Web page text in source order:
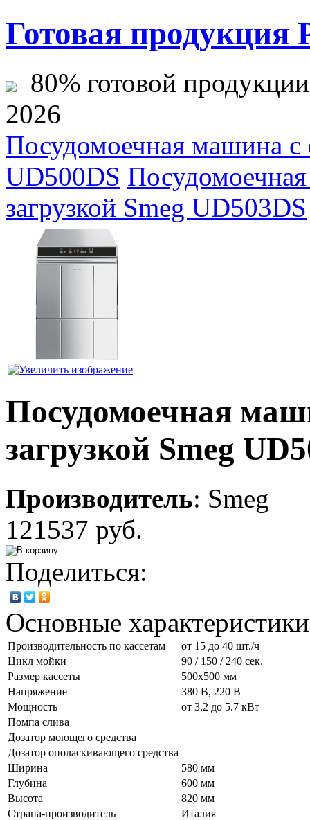
Готовая продукция
80% готовой
2026
Посудомоечная машина с
UD500DS
загрузкой Smeg UD503DS
Посудомоечная
загрузкой Smeg
Производитель: Smeg
121537 руб.
Поделиться:
Основные характеристики
Производительность по кассетам
от 15 до 40 шт./ч
Цикл мойки
90 / 150 / 240 сек.
Размер кассеты
500х500 мм
Напряжение
380 В, 220 В
Мощность
от 3.2 до 5.7 кВт
Помпа слива
Дозатор моющего средства
Дозатор ополаскивающего средства
Ширина
580 мм
Глубина
600 мм
Высота
820 мм
Страна-производитель
Италия